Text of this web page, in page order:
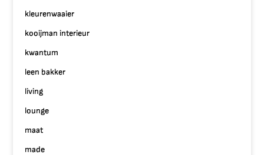
kleurenwaaier
kooijman interieur
kwantum
leen bakker
living
lounge
maat
made